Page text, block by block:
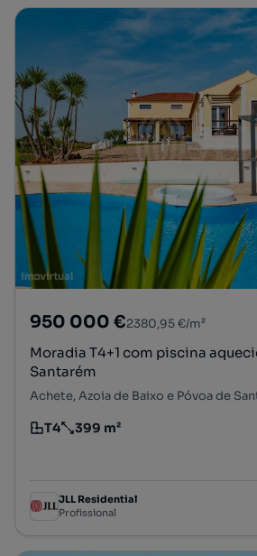
950 000 €2380,95 €/m²
Moradia T4+1 com piscina
Santarém
Tipologia
T4
Preço por metro quadrado
399 m²
JLL Residential
Profissional